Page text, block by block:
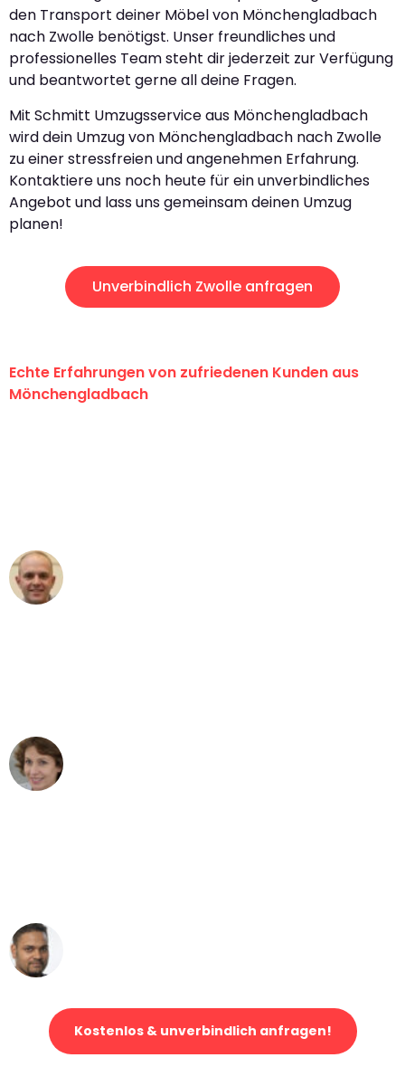
den Transport deiner Möbel von Mönchengladbach
nach Zwolle benötigst. Unser freundliches und
professionelles Team steht dir jederzeit zur Verfügung
und beantwortet gerne all deine Fragen.
Mit Schmitt Umzugsservice aus Mönchengladbach
wird dein Umzug von Mönchengladbach nach Zwolle
zu einer stressfreien und angenehmen Erfahrung.
Kontaktiere uns noch heute für ein unverbindliches
Angebot und lass uns gemeinsam deinen Umzug
planen!
Unverbindlich Zwolle anfragen
Echte Erfahrungen von zufriedenen Kunden aus
Mönchengladbach
Kostenlos & unverbindlich anfragen!